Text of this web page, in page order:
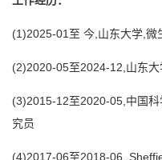
(1)2025-01至 今,山东大学,微
(2)2020-05至2024-12,山东
(3)2015-12至2020-05,中国
究员
(4)2017-06至2018-06,